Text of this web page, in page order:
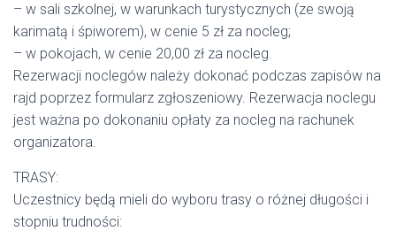
– w sali szkolnej, w warunkach turystycznych (ze swoją
karimatą i śpiworem), w cenie 5 zł za nocleg;
– w pokojach, w cenie 20,00 zł za nocleg.
Rezerwacji noclegów należy dokonać podczas zapisów na
rajd poprzez formularz zgłoszeniowy. Rezerwacja noclegu
jest ważna po dokonaniu opłaty za nocleg na rachunek
organizatora.
TRASY:
Uczestnicy będą mieli do wyboru trasy o różnej długości i
stopniu trudności: